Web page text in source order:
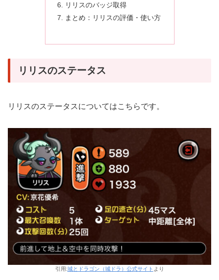
リリスのバッジ取得
まとめ：リリスの評価・使い方
リリスのステータス
リリスのステータスについてはこちらです。
引用:城とドラゴン（城ドラ）公式サイト より